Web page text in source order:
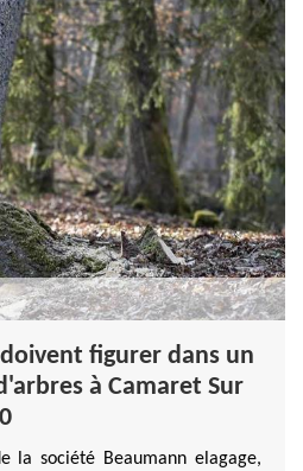
figurer dans un
à Camaret Sur
la société Beaumann elagage,